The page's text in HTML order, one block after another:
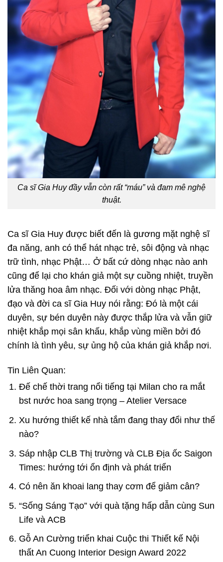
Ca sĩ Gia Huy đầy vẫn còn rất “máu” và đam mê nghệ
thuật.
Ca sĩ Gia Huy được biết đến là gương mặt nghệ sĩ
đa năng, anh có thể hát nhạc trẻ, sôi động và nhạc
trữ tình, nhạc Phật… Ở bất cứ dòng nhạc nào anh
cũng để lại cho khán giả một sự cuồng nhiệt, truyền
lửa thăng hoa âm nhạc. Đối với dòng nhạc Phật,
đạo và đời ca sĩ Gia Huy nói rằng: Đó là một cái
duyên, sự bén duyên này được thắp lửa và vẫn giữ
nhiệt khắp mọi sân khấu, khắp vùng miền bởi đó
chính là tình yêu, sự ủng hộ của khán giả khắp nơi.
Tin Liên Quan:
Đế chế thời trang nổi tiếng tại Milan cho ra mắt
bst nước hoa sang trọng – Atelier Versace
Xu hướng thiết kế nhà tắm đang thay đổi như thế
nào?
Sáp nhập CLB Thị trường và CLB Địa ốc Saigon
Times: hướng tới ổn định và phát triển
Có nên ăn khoai lang thay cơm để giảm cân?
“Sống Sáng Tạo” với quà tặng hấp dẫn cùng Sun
Life và ACB
Gỗ An Cường triển khai Cuộc thi Thiết kế Nội
thất An Cuong Interior Design Award 2022